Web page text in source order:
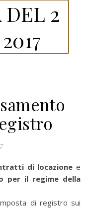
DEL 2
di locazione e
per il regime della
di registro sui